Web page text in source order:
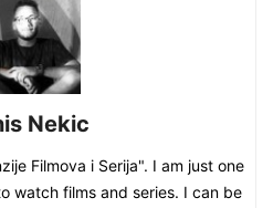
Nekic
Filmova i Serija". I am just one
watch films and series. I can be